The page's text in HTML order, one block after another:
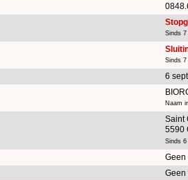
Sinds 7
Sinds 7
6
Naam
Saint
5590
Sinds 6
Geen
Geen